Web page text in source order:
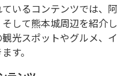
いるコンテンツでは、
して熊本城周辺を紹介
光スポットやグルメ、
す。